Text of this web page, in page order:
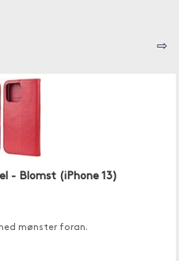
⇨
- Blomst (iPhone 13)
mønster foran.